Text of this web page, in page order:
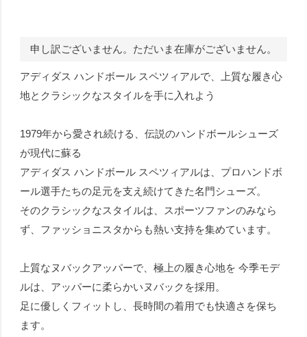
申し訳ございません。ただいま在庫がございません。
アディダス ハンドボール スペツィアルで、上質な履き心
地とクラシックなスタイルを手に入れよう
1979年から愛され続ける、伝説のハンドボールシューズ
が現代に蘇る
アディダス ハンドボール スペツィアルは、プロハンドボ
ール選手たちの足元を支え続けてきた名門シューズ。
そのクラシックなスタイルは、スポーツファンのみなら
ず、ファッショニスタからも熱い支持を集めています。
上質なヌバックアッパーで、極上の履き心地を 今季モデ
ルは、アッパーに柔らかいヌバックを採用。
足に優しくフィットし、長時間の着用でも快適さを保ち
ます。